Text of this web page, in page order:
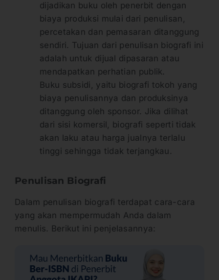
dijadikan buku oleh penerbit dengan
biaya produksi mulai dari penulisan,
percetakan dan pemasaran ditanggung
sendiri. Tujuan dari penulisan biografi ini
adalah untuk dijual dipasaran atau
mendapatkan perhatian publik.
Buku subsidi, yaitu biografi tokoh yang
biaya penulisannya dan produksinya
ditanggung oleh sponsor. Jika dilihat
dari sisi komersil, biografi seperti tidak
akan laku atau harga jualnya terlalu
tinggi sehingga tidak terjangkau.
Penulisan Biografi
Dalam penulisan biografi terdapat cara-cara
yang akan mempermudah Anda dalam
menulis. Berikut ini penjelasannya: